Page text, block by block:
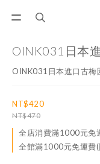
OINK031日本
OINK031日本進口古梅
NT$420
NT$470
全店消費滿1000元免
全館滿1000元免運費